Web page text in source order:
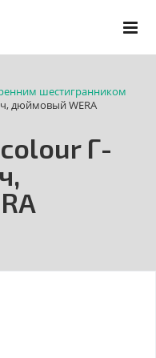
шестигранником
дюймовый WERA
Г-